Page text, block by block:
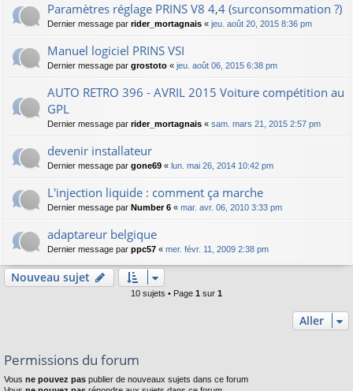
Paramètres réglage PRINS V8 4,4 (surconsommation ?)
Dernier message par rider_mortagnais « jeu. août 20, 2015 8:36 pm
Manuel logiciel PRINS VSI
Dernier message par grostoto « jeu. août 06, 2015 6:38 pm
AUTO RETRO 396 - AVRIL 2015 Voiture compétition au
GPL
Dernier message par rider_mortagnais « sam. mars 21, 2015 2:57 pm
devenir installateur
Dernier message par gone69 « lun. mai 26, 2014 10:42 pm
L'injection liquide : comment ça marche
Dernier message par Number 6 « mar. avr. 06, 2010 3:33 pm
adaptareur belgique
Dernier message par ppc57 « mer. févr. 11, 2009 2:38 pm
Nouveau sujet
10 sujets • Page 1 sur 1
Aller
Permissions du forum
Vous ne pouvez pas publier de nouveaux sujets dans ce forum